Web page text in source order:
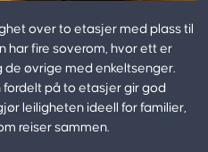
over to etasjer med plass til
har fire soverom, hvor ett er
øvrige med enkeltsenger.
fordelt på to etasjer gir god
leiligheten ideell for familier,
reiser sammen.